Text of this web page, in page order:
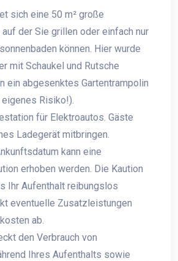
sich eine 50 m² große
der Sie grillen oder einfach nur
können. Hier wurde
mit Schaukel und Rutsche
ein abgesenktes Gartentrampolin
Risiko!).
für Elektroautos. Gäste
Ladegerät mitbringen.
kann eine
erhoben werden. Die Kaution
Ihr Aufenthalt reibungslos
eventuelle Zusatzleistungen
ab.
den Verbrauch von
Ihres Aufenthalts sowie